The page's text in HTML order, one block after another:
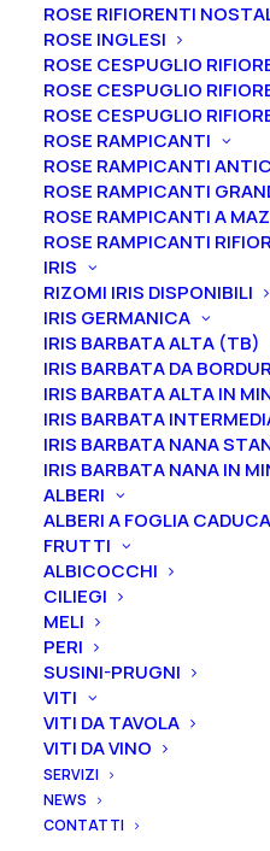
ROSE RIFIORENTI
ROSE INGLESI
ROSE CESPUGLIO
ROSE CESPUGLIO
ROSE CESPUGLIO
ROSE RAMPICANTI
ROSE RAMPICANTI
ROSE RAMPICANTI
ROSE RAMPICANTI A
ROSE RAMPICANTI
IRIS
RIZOMI IRIS DISPONIBILI
IRIS GERMANICA
IRIS BARBATA ALTA (TB)
IRIS BARBATA DA
IRIS BARBATA ALTA IN
IRIS BARBATA
IRIS BARBATA NANA
IRIS BARBATA NANA IN
ALBERI
ALBERI A FOGLIA CADUCA
FRUTTI
ALBICOCCHI
CILIEGI
MELI
PERI
SUSINI-PRUGNI
VITI
VITI DA TAVOLA
VITI DA VINO
SERVIZI
NEWS
CONTATTI
Peonia
“Salmon
45,00€
La peonia ibrida erbacea
semidoppio rosa salmone.
fioritura è precoce. È un
Ti ricordiamo che le
vendute in vaso, con un
affrancato e differente in
pianta.
2-3 gemme equivale ad
3-5 gemme equivale ad
Gemme
Peonia
ibrida
erbacea
"Salmon
Luster"
Ordina subito questo
Puoi acquistare ora
indicando la dimensione